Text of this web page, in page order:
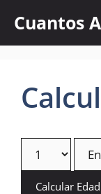
content
Cuantos
Calcular Edad